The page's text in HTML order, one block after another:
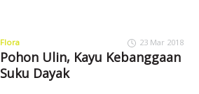
Flora 23 Mar 2018
Pohon Ulin, Kayu Kebanggaan
Suku Dayak